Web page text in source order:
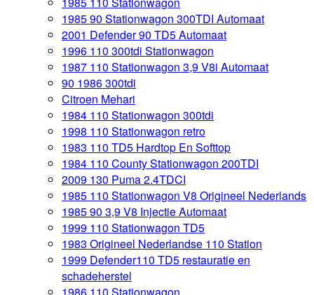
1985 90 Stationwagon 300TDI Automaat
2001 Defender 90 TD5 Automaat
1996 110 300tdi Stationwagon
1987 110 Stationwagon 3,9 V8i Automaat
90 1986 300tdi
Citroen Mehari
1984 110 Stationwagon 300tdi
1998 110 Stationwagon retro
1983 110 TD5 Hardtop En Softtop
1984 110 County Stationwagon 200TDI
2009 130 Puma 2.4TDCI
1985 110 Stationwagon V8 Origineel Nederlands
1985 90 3,9 V8 Injectie Automaat
1999 110 Stationwagon TD5
1983 Origineel Nederlandse 110 Station
1999 Defender110 TD5 restauratie en
schadeherstel